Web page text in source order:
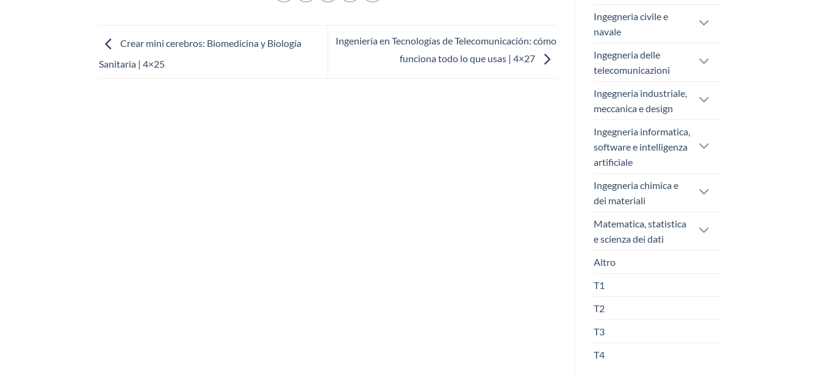
Crear mini cerebros: Biomedicina y Biología
Sanitaria | 4×25
Ingeniería en Tecnologías de Telecomunicación: cómo
funciona todo lo que usas | 4×27
Ingegneria civile e
navale
Ingegneria delle
telecomunicazioni
Ingegneria industriale,
meccanica e design
Ingegneria informatica,
software e intelligenza
artificiale
Ingegneria chimica e
dei materiali
Matematica, statistica
e scienza dei dati
Altro
T1
T2
T3
T4